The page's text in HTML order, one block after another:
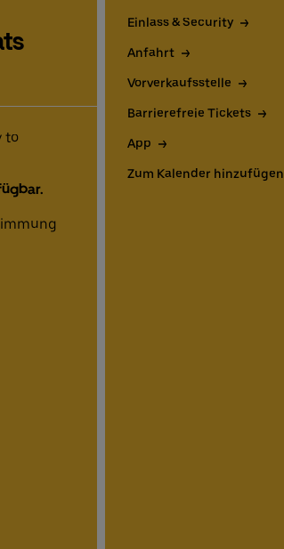
to
Einlass & Security
Anfahrt
Vorverkaufsstelle
Barrierefreie Tickets
App
Zum Kalender hinzufügen